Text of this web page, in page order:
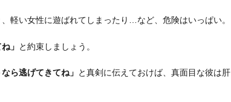
軽い女性に遊ばれてしまったり…など、危険はいっぱい。
」 と約束しましょう。
ら逃げてきてね」 と真剣に伝えておけば、真面目な彼は肝